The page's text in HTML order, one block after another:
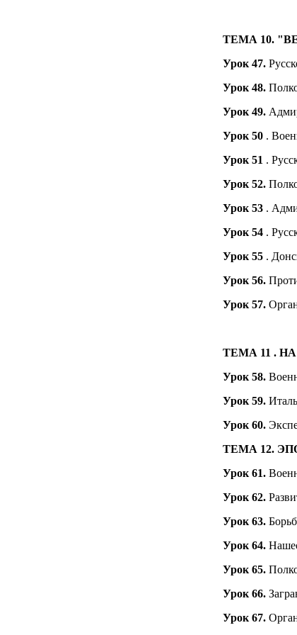
ТЕМА 10.
Урок 47.
Урок 48.
Урок 49.
Урок 50 .
Урок 51 .
Урок 52.
Урок 53 .
Урок 54 .
Урок 55 .
Урок 56.
Урок 57.
ТЕМА 11 .
Урок 58.
Урок 59.
Урок 60.
ТЕМА 12.
Урок 61.
Урок 62.
Урок 63.
Урок 64.
Урок 65.
Урок 66.
Урок 67.